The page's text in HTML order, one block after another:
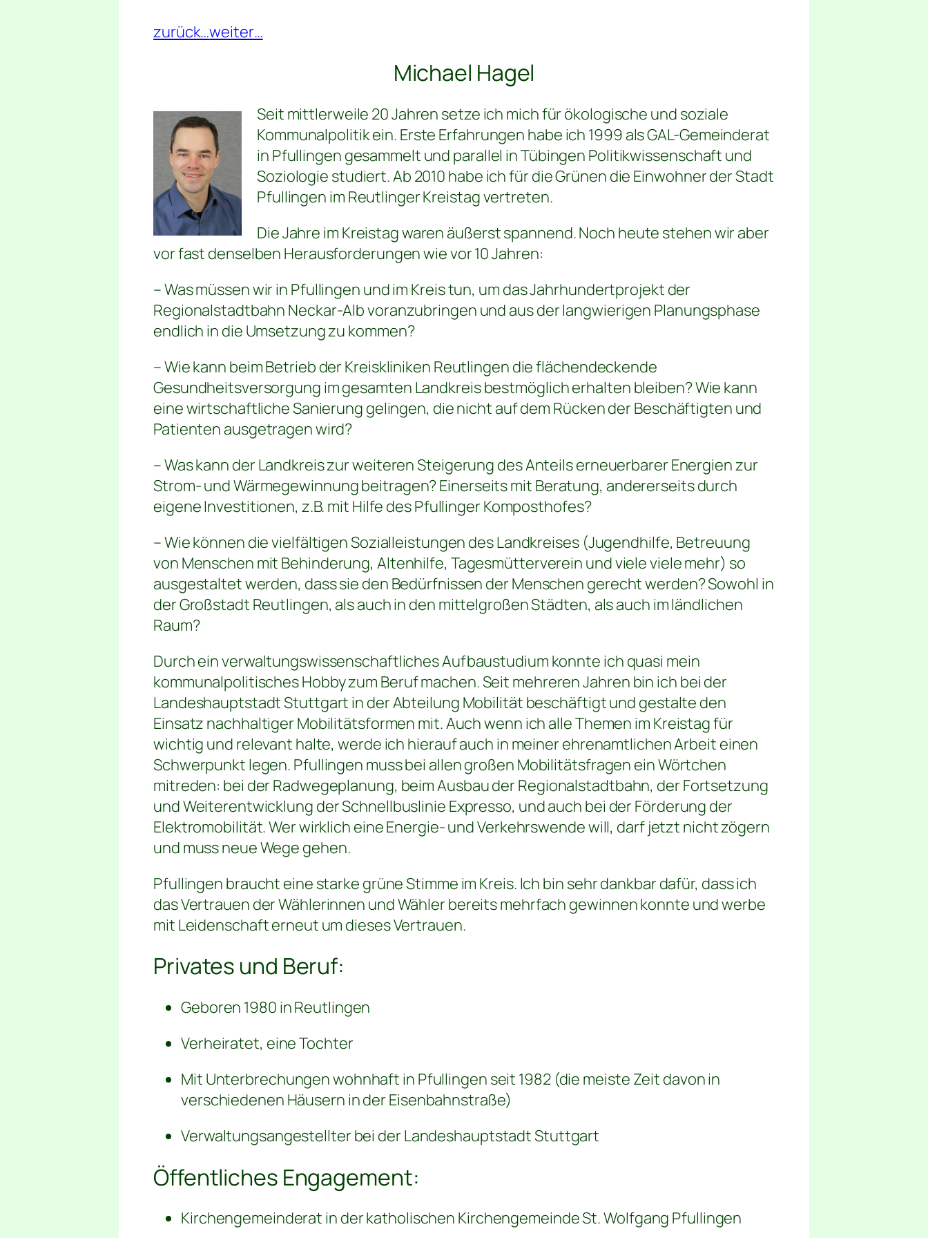
zurück…weiter…
Michael Hagel
Seit mittlerweile 20 Jahren setze ich mich für ökologische und soziale
Kommunalpolitik ein. Erste Erfahrungen habe ich 1999 als GAL-Gemeinderat
in Pfullingen gesammelt und parallel in Tübingen Politikwissenschaft und
Soziologie studiert. Ab 2010 habe ich für die Grünen die Einwohner der Stadt
Pfullingen im Reutlinger Kreistag vertreten.
Die Jahre im Kreistag waren äußerst spannend. Noch heute stehen wir aber
vor fast denselben Herausforderungen wie vor 10 Jahren:
– Was müssen wir in Pfullingen und im Kreis tun, um das Jahrhundertprojekt der
Regionalstadtbahn Neckar-Alb voranzubringen und aus der langwierigen Planungsphase
endlich in die Umsetzung zu kommen?
– Wie kann beim Betrieb der Kreiskliniken Reutlingen die flächendeckende
Gesundheitsversorgung im gesamten Landkreis bestmöglich erhalten bleiben? Wie kann
eine wirtschaftliche Sanierung gelingen, die nicht auf dem Rücken der Beschäftigten und
Patienten ausgetragen wird?
– Was kann der Landkreis zur weiteren Steigerung des Anteils erneuerbarer Energien zur
Strom- und Wärmegewinnung beitragen? Einerseits mit Beratung, andererseits durch
eigene Investitionen, z.B. mit Hilfe des Pfullinger Komposthofes?
– Wie können die vielfältigen Sozialleistungen des Landkreises (Jugendhilfe, Betreuung
von Menschen mit Behinderung, Altenhilfe, Tagesmütterverein und viele viele mehr) so
ausgestaltet werden, dass sie den Bedürfnissen der Menschen gerecht werden? Sowohl in
der Großstadt Reutlingen, als auch in den mittelgroßen Städten, als auch im ländlichen
Raum?
Durch ein verwaltungswissenschaftliches Aufbaustudium konnte ich quasi mein
kommunalpolitisches Hobby zum Beruf machen. Seit mehreren Jahren bin ich bei der
Landeshauptstadt Stuttgart in der Abteilung Mobilität beschäftigt und gestalte den
Einsatz nachhaltiger Mobilitätsformen mit. Auch wenn ich alle Themen im Kreistag für
wichtig und relevant halte, werde ich hierauf auch in meiner ehrenamtlichen Arbeit einen
Schwerpunkt legen. Pfullingen muss bei allen großen Mobilitätsfragen ein Wörtchen
mitreden: bei der Radwegeplanung, beim Ausbau der Regionalstadtbahn, der Fortsetzung
und Weiterentwicklung der Schnellbuslinie Expresso, und auch bei der Förderung der
Elektromobilität. Wer wirklich eine Energie- und Verkehrswende will, darf jetzt nicht zögern
und muss neue Wege gehen.
Pfullingen braucht eine starke grüne Stimme im Kreis. Ich bin sehr dankbar dafür, dass ich
das Vertrauen der Wählerinnen und Wähler bereits mehrfach gewinnen konnte und werbe
mit Leidenschaft erneut um dieses Vertrauen.
Privates und Beruf:
Geboren 1980 in Reutlingen
Verheiratet, eine Tochter
Mit Unterbrechungen wohnhaft in Pfullingen seit 1982 (die meiste Zeit davon in
verschiedenen Häusern in der Eisenbahnstraße)
Verwaltungsangestellter bei der Landeshauptstadt Stuttgart
Öffentliches Engagement:
Kirchengemeinderat in der katholischen Kirchengemeinde St. Wolfgang Pfullingen